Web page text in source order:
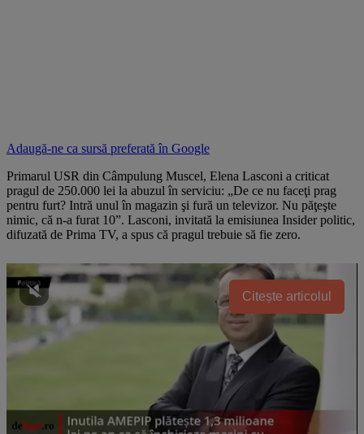
Adaugă-ne ca sursă preferată în Google
Primarul USR din Câmpulung Muscel, Elena Lasconi a criticat
pragul de 250.000 lei la abuzul în serviciu: „De ce nu faceţi prag
pentru furt? Intră unul în magazin şi fură un televizor. Nu păţeşte
nimic, că n-a furat 10”. Lasconi, invitată la emisiunea Insider politic,
difuzată de Prima TV, a spus că pragul trebuie să fie zero.
Citește articolul